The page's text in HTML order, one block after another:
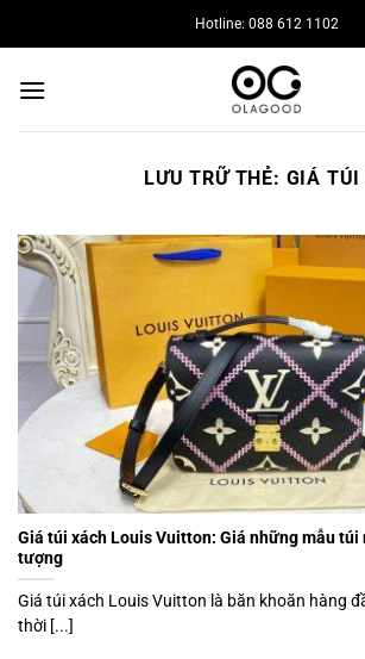
qua
dung
Hotline: 088 612 1102
LƯU TRỮ THẺ: GIÁ TÚI
Giá túi xách Louis Vuitton: Giá những mẫu túi
tượng
Giá túi xách Louis Vuitton là băn khoăn hàng
thời [...]